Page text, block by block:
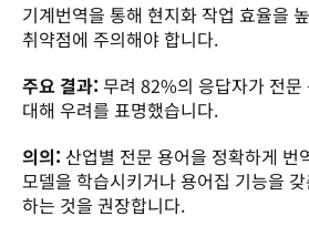
기계번역을 통해 현지화 작업 효율을
취약점에 주의해야 합니다.
주요 결과: 무려 82%의 응답자가 전문
대해 우려를 표명했습니다.
의의: 산업별 전문 용어을 정확하게 번
모델을 학습시키거나 용어집 기능을
하는 것을 권장합니다.